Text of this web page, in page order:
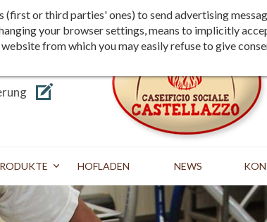
Versand Zahlung
HOFLADEN NEWS
or third parties' ones) to send advertising
your browser settings, means to implicitly
from which you may easily refuse to give